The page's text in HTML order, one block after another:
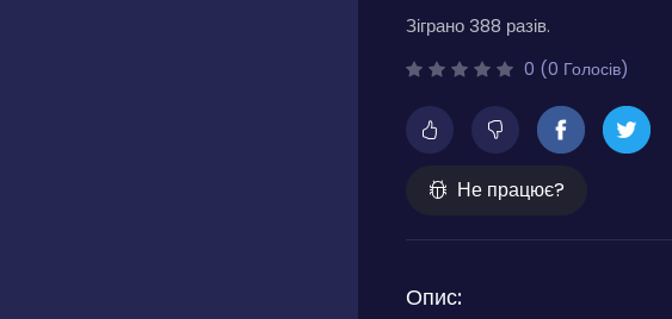
Зіграно 388 разів.
0 (0 Голосів)
Не працює?
Опис: